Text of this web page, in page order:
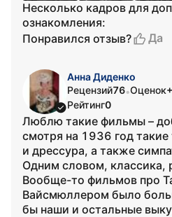
Несколько кадров для
ознакомления:
Понравился отзыв?
Да
Анна Диденко
Рецензий76•Оценок
Рейтинг0
Люблю такие фильмы –
смотря на 1936 год
и дрессура, а также
Одним словом, классика,
Вообще-то фильмов про
Вайсмюллером было
бы наши и остальные